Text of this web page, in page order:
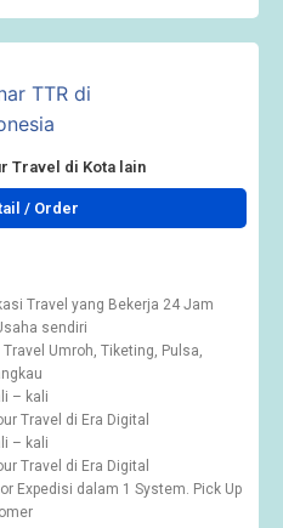
Travel di Kota lain
/ Order
Travel yang Bekerja 24 Jam
sendiri
Umroh, Tiketing, Pulsa,
– kali
Travel di Era Digital
– kali
Travel di Era Digital
Expedisi dalam 1 System. Pick Up